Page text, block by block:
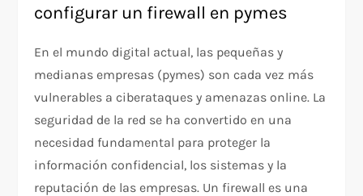
configurar un firewall en pymes
En el mundo digital actual, las pequeñas y
medianas empresas (pymes) son cada vez más
vulnerables a ciberataques y amenazas online. La
seguridad de la red se ha convertido en una
necesidad fundamental para proteger la
información confidencial, los sistemas y la
reputación de las empresas. Un firewall es una